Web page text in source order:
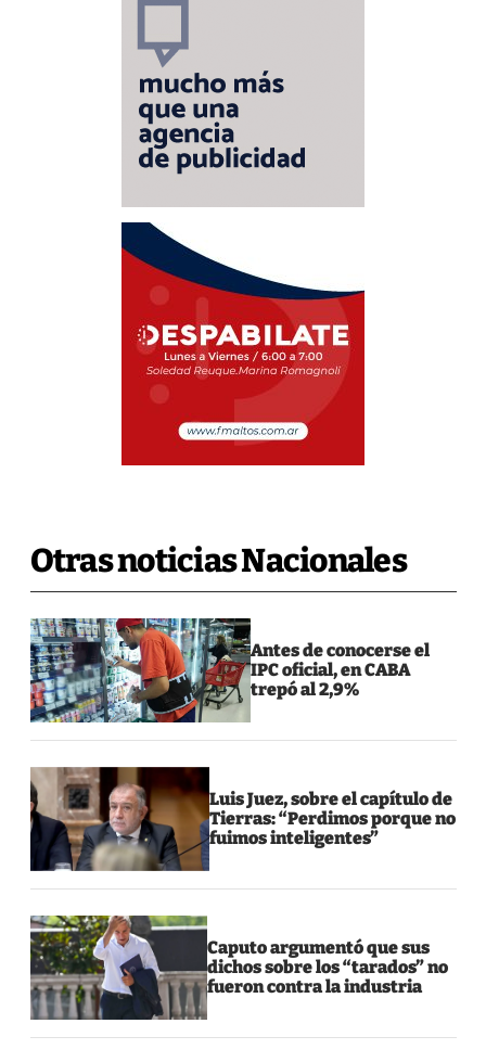
Otras noticias Nacionales
Antes de conocerse el
IPC oficial, en CABA
trepó al 2,9%
Luis Juez, sobre el capítulo de
Tierras: “Perdimos porque no
fuimos inteligentes”
Caputo argumentó que sus
dichos sobre los “tarados” no
fueron contra la industria